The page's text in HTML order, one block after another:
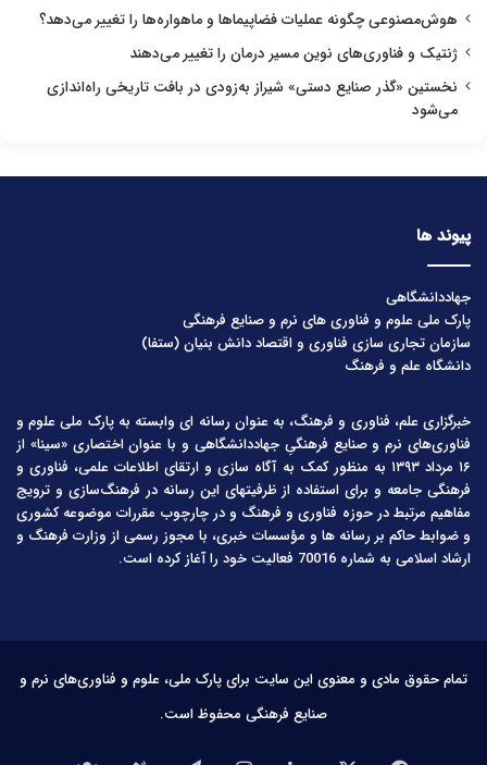
هوش‌مصنوعی چگونه عملیات فضاپیماها و ماهواره‌ها را تغییر می‌دهد؟
ژنتیک و فناوری‌های نوین مسیر درمان را تغییر می‌دهند
نخستین «گذر صنایع دستی» شیراز به‌زودی در بافت تاریخی راه‌اندازی
می‌شود
پیوند ها
جهاددانشگاهی
پارک ملی علوم و فناوری های نرم و صنایع فرهنگی
سازمان تجاری سازی فناوری و اقتصاد دانش بنیان (ستفا)
دانشگاه علم و فرهنگ
خبرگزاری علم، فناوری و فرهنگ، به عنوان رسانه ای وابسته به پارک ملی علوم و
فناوری‌های نرم و صنایع فرهنگیِ جهاددانشگاهی و با عنوان اختصاری «سینا» از
۱۶ مرداد ۱۳۹۳ به منظور کمک به آگاه سازی و ارتقای اطلاعات علمی، فناوری و
فرهنگی جامعه و برای استفاده از ظرفیتهای این رسانه در فرهنگ‌سازی و ترویج
مفاهیم مرتبط در حوزه فناوری و فرهنگ و در چارچوب مقررات موضوعه کشوری
و ضوابط حاکم بر رسانه ها و مؤسسات خبری، با مجوز رسمی از وزارت فرهنگ و
ارشاد اسلامی به شماره 70016 فعالیت خود را آغاز کرده است.
تمام حقوق مادی و معنوی این سایت برای پارک ملی، علوم و فناوری‌های نرم و
صنایع فرهنگی محفوظ است.